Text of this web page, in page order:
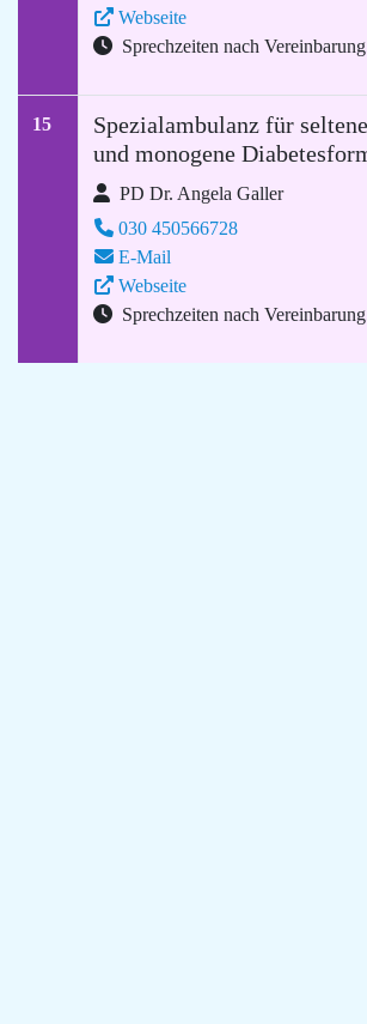
Webseite
Sprechzeiten nach
15
Spezialambulanz für
und monogene
PD Dr. Angela Galler
030 450566728
E-Mail
Webseite
Sprechzeiten nach